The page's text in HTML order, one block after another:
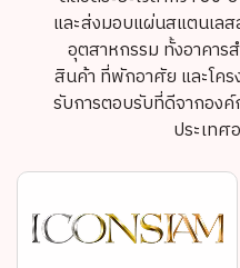
และส่งมอบแผ่นสแตนเลส
อุตสาหกรรม ทั้งอาคาร
สินค้า ที่พักอาศัย และโคร
รับการตอบรับที่ดีจากองค์
ประเทศ